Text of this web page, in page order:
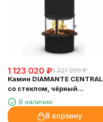
1 123 020 ₽1 321 200 ₽
Камин DIAMANTE CENTRAL,
со стеклом, чёрный
(Traforart)
В наличии
В корзину